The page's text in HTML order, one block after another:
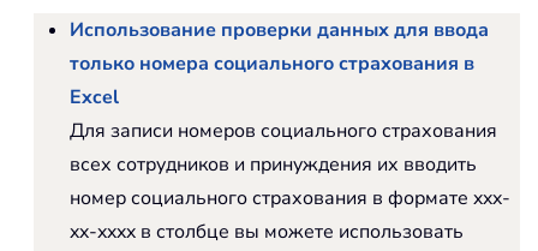
Использование проверки данных для ввода
только номера социального страхования в
Excel
Для записи номеров социального страхования
всех сотрудников и принуждения их вводить
номер социального страхования в формате xxx-
xx-xxxx в столбце вы можете использовать